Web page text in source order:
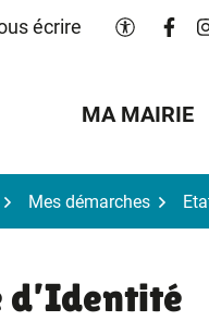
écrire Lien
MA MAIRIE
Mes démarches
d’Identité